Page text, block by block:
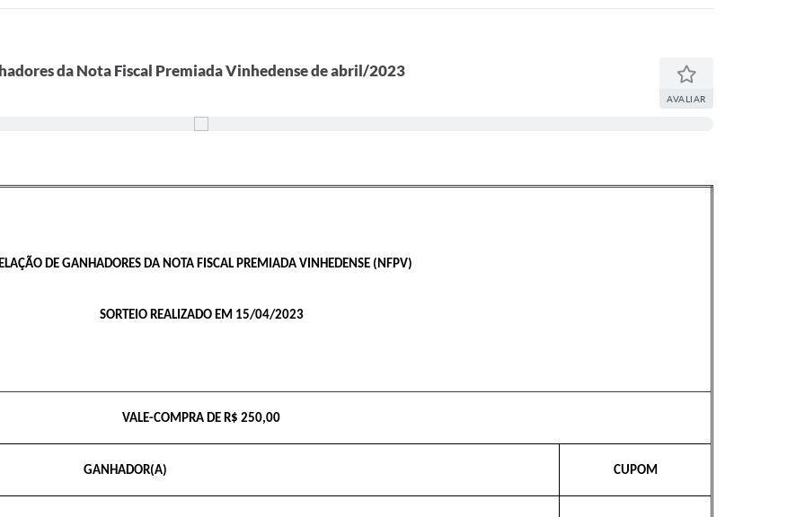
da Nota Fiscal Premiada Vinhedense de abril/2023
AVALIAR
DE GANHADORES DA NOTA FISCAL PREMIADA VINHEDENSE (NFPV)
SORTEIO REALIZADO EM 15/04/2023
VALE-COMPRA DE R$ 250,00
GANHADOR(A) CUPOM